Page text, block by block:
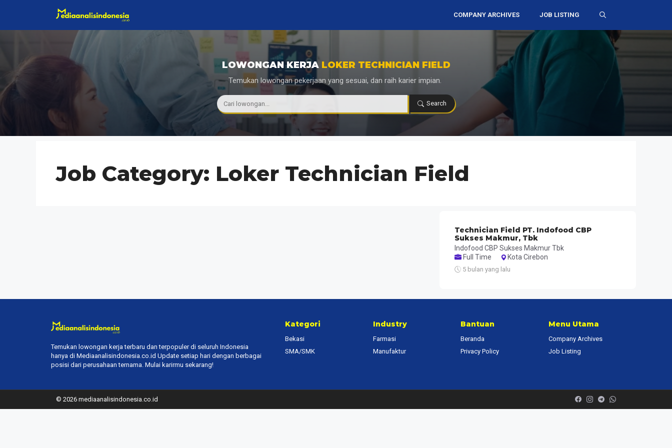
COMPANY ARCHIVES JOB LISTING
LOWONGAN KERJA LOKER TECHNICIAN FIELD
Temukan lowongan pekerjaan yang sesuai, dan raih karier impian.
Search
Job Category: Loker Technician Field
Technician Field PT. Indofood CBP
Sukses Makmur, Tbk
Indofood CBP Sukses Makmur Tbk
Full Time
Kota Cirebon
5 bulan yang lalu
Temukan lowongan kerja terbaru dan terpopuler di seluruh Indonesia
hanya di Mediaanalisindonesia.co.id Update setiap hari dengan berbagai
posisi dari perusahaan ternama. Mulai karirmu sekarang!
Kategori
Bekasi
SMA/SMK
Industry
Farmasi
Manufaktur
Bantuan
Beranda
Privacy Policy
Menu Utama
Company Archives
Job Listing
© 2026 mediaanalisindonesia.co.id